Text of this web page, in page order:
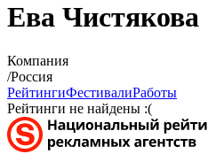
Ева Чистякова
Компания
/Россия
РейтингиФестивалиРаботы
Рейтинги не найдены :(